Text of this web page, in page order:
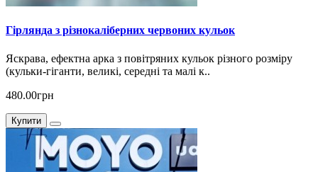
Гірлянда з різнокаліберних червоних кульок
Яскрава, ефектна арка з повітряних кульок різного розміру
(кульки-гіганти, великі, середні та малі к..
480.00грн
Купити